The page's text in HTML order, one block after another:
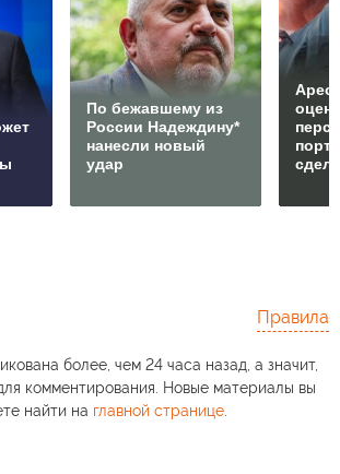
По бежавшему из
России Надеждину*
нанесли новый
удар
Правила
более, чем 24 часа назад, а значит,
комментирования. Новые материалы вы
найти на главной странице.